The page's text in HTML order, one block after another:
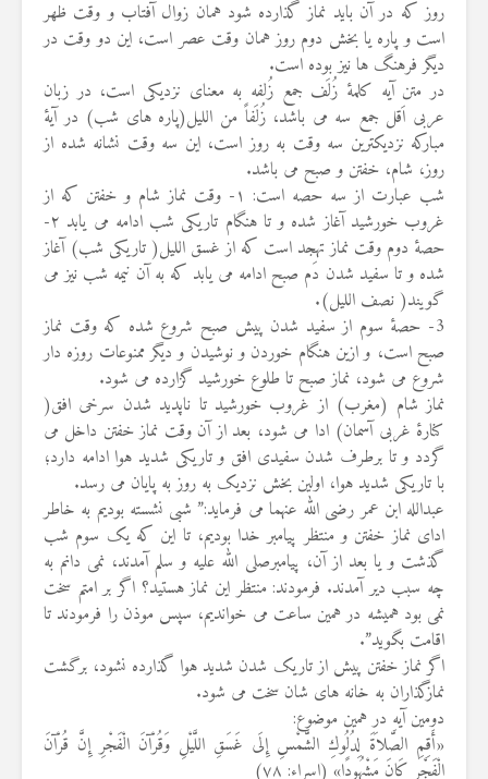
روز که در آن باید نماز گذارده شود همان زوال آفتاب و وقت ظهر
است و پاره یا بخش دوم روز همان وقت عصر است، این دو وقت در
دیگر فرهنگ ها نیز بوده است.
در متن آیه کلمهٔ زُلَف جمع زُلفه به معنای نزدیکی است، در زبان
عربی اَقل جمع سه می باشد، زُلَفاً من اللیل(پاره های شب) در آیهٔ
مبارکه نزدیکترین سه وقت به روز است، این سه وقت نشانه شده از
روز، شام، خفتن و صبح می باشد.
شب عبارت از سه حصه است: ۱- وقت نماز شام و خفتن که از
غروب خورشید آغاز شده و تا هنگام تاریکی شب ادامه می یابد ۲-
حصهٔ دوم وقت نماز تهجد است که از غسق اللیل( تاریکی شب) آغاز
شده و تا سفید شدن دَم صبح ادامه می یابد که به آن نیمه شب نیز می
گویند( نصف اللیل).
3- حصهٔ سوم از سفید شدن پیش صبح شروع شده که وقت نماز
صبح است، و ازین هنگام خوردن و نوشیدن و دیگر ممنوعات روزه دار
شروع می شود، نماز صبح تا طلوع خورشید گزارده می شود.
نماز شام (مغرب) از غروب خورشید تا ناپدید شدن سرخی افق(
کنارهٔ غربی آسمان) ادا می شود، بعد از آن وقت نماز خفتن داخل می
گردد و تا برطرف شدن سفیدی افق و تاریکی شدید هوا ادامه دارد؛
با تاریکی شدید هوا، اولین بخش نزدیک به روز به پایان می رسد.
عبدالله ابن عمر رضی الله عنهما می فرماید:” شبی نشسته بودیم به خاطر
ادای نماز خفتن و منتظر پیامبر خدا بودیم، تا این که یک سوم شب
گذشت و یا بعد از آن، پیامبرصلی الله علیه و سلم آمدند، نمی دانم به
چه سبب دیر آمدند. فرمودند: منتظر این نماز هستید؟ اگر بر امتم سخت
نمی بود همیشه در همین ساعت می خواندیم، سپس موذن را فرمودند تا
اقامت بگوید”.
اگر نماز خفتن پیش از تاریک شدن شدید هوا گذارده نشود، برگشت
نمازگذاران به خانه های شان سخت می شود.
دومین آیه در همین موضوع:
«أَقِمِ الصَّلاَةَ لِدُلُوكِ الشَّمْسِ إِلَى غَسَقِ اللَّيْلِ وَقُرْآنَ الْفَجْرِ إِنَّ قُرْآنَ
الْفَجْرِ كَانَ مَشْهُودًا» (اسراء: ۷۸)